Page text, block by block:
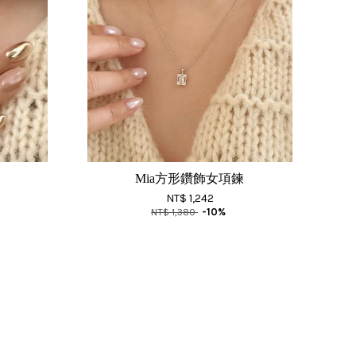
Mia方形鑽飾女項鍊
NT$ 1,242
NT$ 1,380 -10%